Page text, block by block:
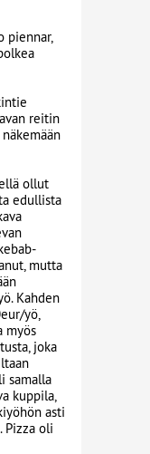
piennar,
reitin
ollut
edullista
mutta
Kahden
yö,
myös
joka
samalla
kuppila,
asti
Pizza oli